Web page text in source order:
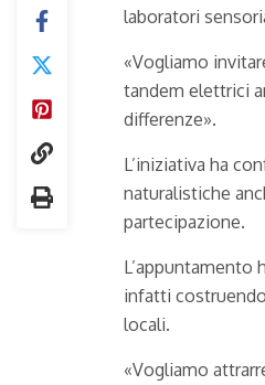
laboratori
«Vogliamo
tandem elettrici
differenze».
L’iniziativa ha
naturalistiche
partecipazione.
infatti
locali.
«Vogliamo